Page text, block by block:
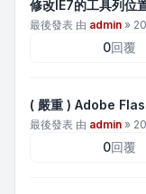
修改IE7的工具列位
最後發表 由 admin »
0回覆
( 嚴重 ) Adobe
最後發表 由 admin »
0回覆